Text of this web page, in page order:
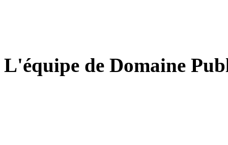
L'équipe de Domaine